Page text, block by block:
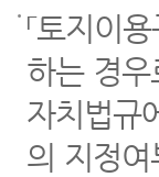
「토지이
하는 경
자치법규
의 지정